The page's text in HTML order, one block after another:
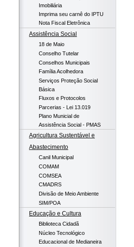
Imobiliária
Imprima seu carnê do IPTU
Nota Fiscal Eletrônica
Assistência Social
18 de Maio
Conselho Tutelar
Conselhos Municipais
Família Acolhedora
Serviços Proteção Social
Básica
Fluxos e Protocolos
Parcerias - Lei 13.019
Plano Municial de
Assistência Social - PMAS
Agricultura Sustentável e
Abastecimento
Canil Municipal
COMAM
COMSEA
CMADRS
Divisão de Meio Ambiente
SIM/POA
Educação e Cultura
Biblioteca Cidadã
Núcleo Tecnológico
Educacional de Medianeira